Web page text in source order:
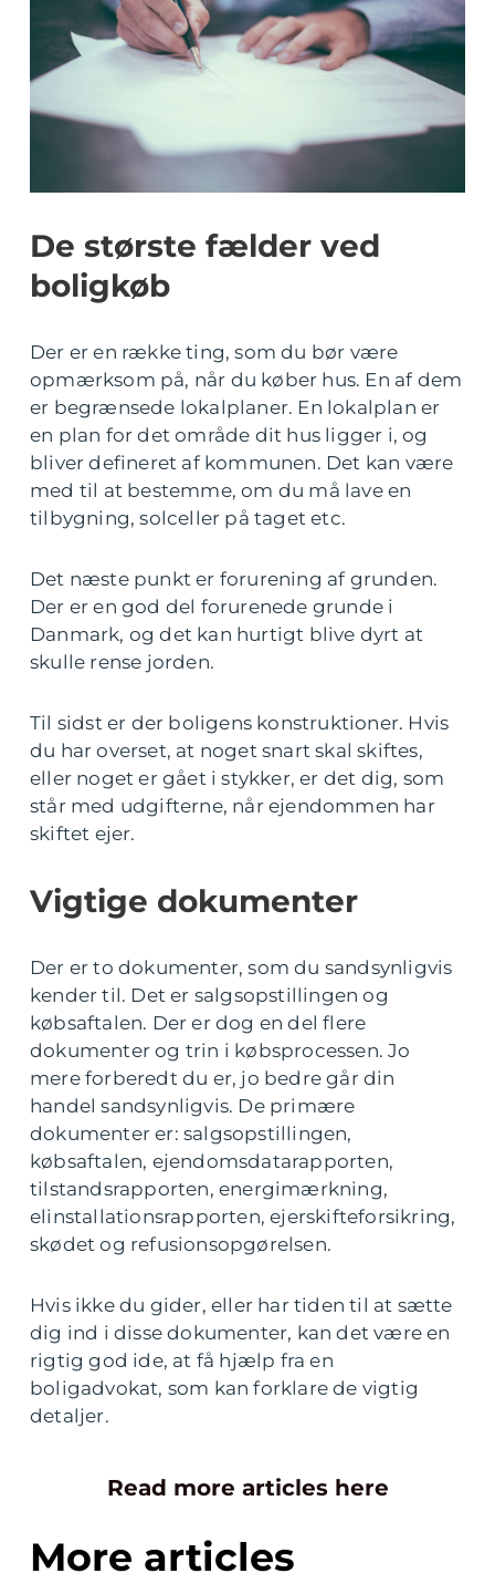
De største fælder ved
boligkøb
Der er en række ting, som du bør være
opmærksom på, når du køber hus. En af dem
er begrænsede lokalplaner. En lokalplan er
en plan for det område dit hus ligger i, og
bliver defineret af kommunen. Det kan være
med til at bestemme, om du må lave en
tilbygning, solceller på taget etc.
Det næste punkt er forurening af grunden.
Der er en god del forurenede grunde i
Danmark, og det kan hurtigt blive dyrt at
skulle rense jorden.
Til sidst er der boligens konstruktioner. Hvis
du har overset, at noget snart skal skiftes,
eller noget er gået i stykker, er det dig, som
står med udgifterne, når ejendommen har
skiftet ejer.
Vigtige dokumenter
Der er to dokumenter, som du sandsynligvis
kender til. Det er salgsopstillingen og
købsaftalen. Der er dog en del flere
dokumenter og trin i købsprocessen. Jo
mere forberedt du er, jo bedre går din
handel sandsynligvis. De primære
dokumenter er: salgsopstillingen,
købsaftalen, ejendomsdatarapporten,
tilstandsrapporten, energimærkning,
elinstallationsrapporten, ejerskifteforsikring,
skødet og refusionsopgørelsen.
Hvis ikke du gider, eller har tiden til at sætte
dig ind i disse dokumenter, kan det være en
rigtig god ide, at få hjælp fra en
boligadvokat, som kan forklare de vigtig
detaljer.
Read more articles here
More articles